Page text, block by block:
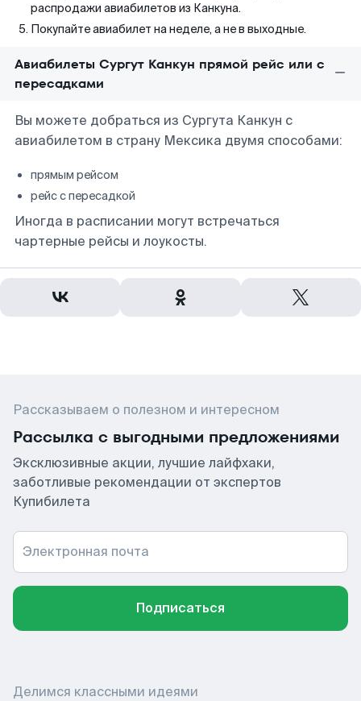
распродажи авиабилетов из Канкуна.
Покупайте авиабилет на неделе, а не в выходные.
Авиабилеты Сургут Канкун прямой рейс или с
пересадками
Вы можете добраться из Сургута Канкун с
авиабилетом в страну Мексика двумя способами:
прямым рейсом
рейс с пересадкой
Иногда в расписании могут встречаться
чартерные рейсы и лоукосты.
Рассказываем о полезном и интересном
Рассылка с выгодными предложениями
Эксклюзивные акции, лучшие лайфхаки,
заботливые рекомендации от экспертов
Купибилета
Электронная почта
Подписаться
Делимся классными идеями